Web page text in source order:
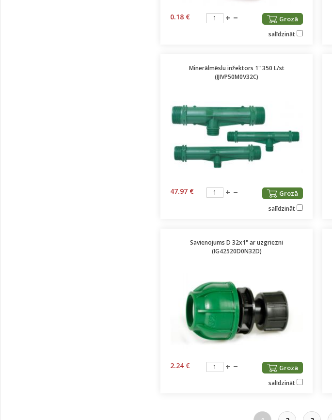
0.18 € Grozā
salīdzināt
Minerālmēslu inžektors 1" 350 L/st
(IJIVP50M0V32C)
47.97 € Grozā
salīdzināt
Savienojums D 32x1" ar uzgriezni
(IG42520D0N32D)
2.24 € Grozā
salīdzināt